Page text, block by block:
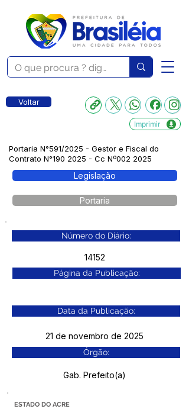
Voltar
Imprimir
Portaria N°591/2025 - Gestor e Fiscal do
Contrato N°190 2025 - Cc Nº002 2025
Legislação
Portaria
Número do Diário:
14152
Página da Publicação:
Data da Publicação:
21 de novembro de 2025
Órgão:
Gab. Prefeito(a)
ESTADO DO ACRE